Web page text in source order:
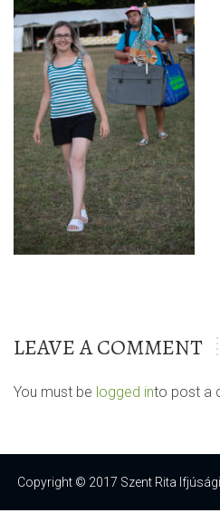
LEAVE A COMMENT
You must be logged into post a
Copyright © 2017 Szent Rita